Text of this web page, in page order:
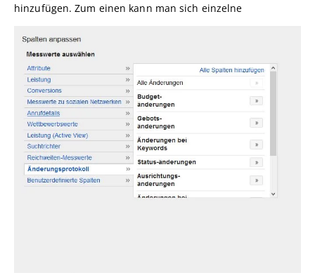
hinzufügen. Zum einen kann man sich einzelne